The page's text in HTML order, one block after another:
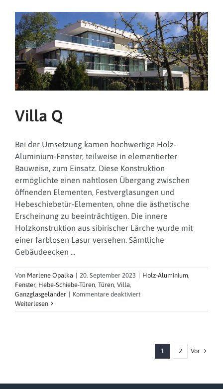
Villa Q
Bei der Umsetzung kamen hochwertige Holz-
Aluminium-Fenster, teilweise in elementierter
Bauweise, zum Einsatz. Diese Konstruktion
ermöglichte einen nahtlosen Übergang zwischen
öffnenden Elementen, Festverglasungen und
Hebeschiebetür-Elementen, ohne die ästhetische
Erscheinung zu beeinträchtigen. Die innere
Holzkonstruktion aus sibirischer Lärche wurde mit
einer farblosen Lasur versehen. Sämtliche
Gebäudeecken ...
Von Marlene Opalka | 20. September 2023 | Holz-Aluminium,
Fenster, Hebe-Schiebe-Türen, Türen, Villa,
Ganzglasgeländer | Kommentare deaktiviertfür
Q
Weiterlesen
1 2 Vor